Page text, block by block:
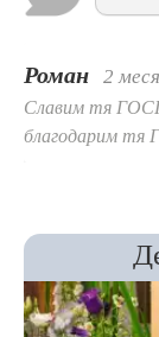
Роман 2
Славим тя
благодарим